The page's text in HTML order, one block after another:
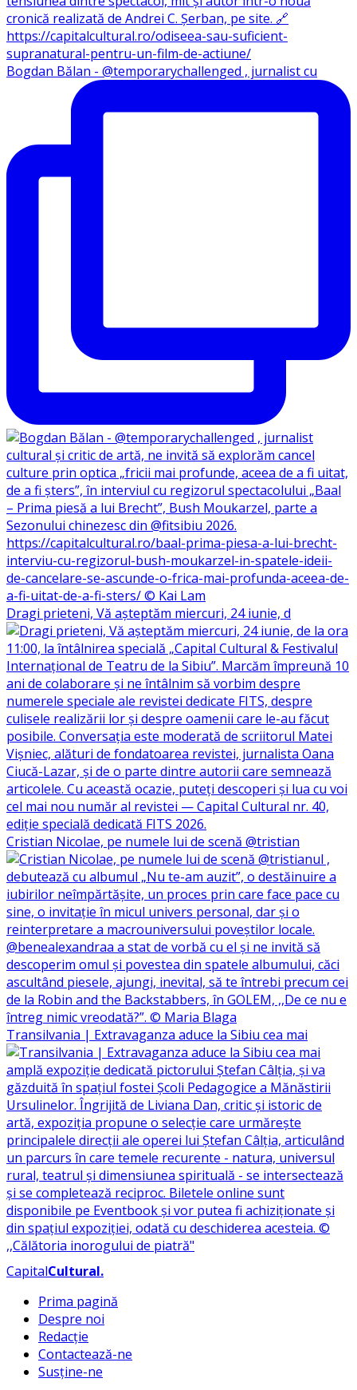
Bogdan Bălan - @temporarychallenged , jurnalist cu
Dragi prieteni, Vă așteptăm miercuri, 24 iunie, d
Cristian Nicolae, pe numele lui de scenă @tristian
Transilvania | Extravaganza aduce la Sibiu cea mai
CapitalCultural.
Prima pagină
Despre noi
Redacție
Contactează-ne
Susține-ne